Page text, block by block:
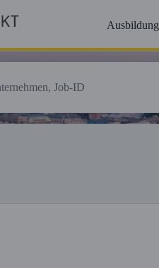
Ausbildung